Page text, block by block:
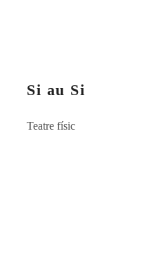
Si au Si
Teatre físic